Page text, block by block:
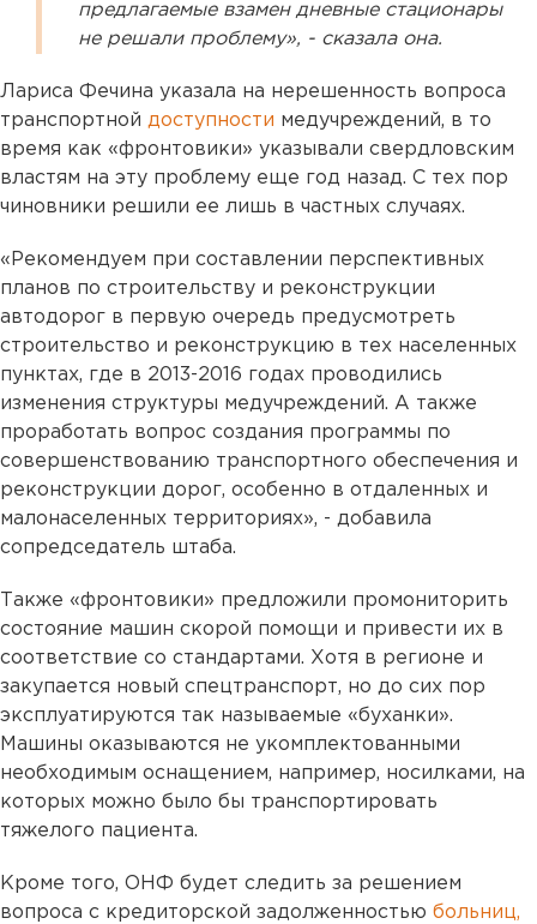
предлагаемые взамен дневные стационары
не решали проблему», - сказала она.
Лариса Фечина указала на нерешенность вопроса
транспортной доступности медучреждений, в то
время как «фронтовики» указывали свердловским
властям на эту проблему еще год назад. С тех пор
чиновники решили ее лишь в частных случаях.
«Рекомендуем при составлении перспективных
планов по строительству и реконструкции
автодорог в первую очередь предусмотреть
строительство и реконструкцию в тех населенных
пунктах, где в 2013-2016 годах проводились
изменения структуры медучреждений. А также
проработать вопрос создания программы по
совершенствованию транспортного обеспечения и
реконструкции дорог, особенно в отдаленных и
малонаселенных территориях», - добавила
сопредседатель штаба.
Также «фронтовики» предложили промониторить
состояние машин скорой помощи и привести их в
соответствие со стандартами. Хотя в регионе и
закупается новый спецтранспорт, но до сих пор
эксплуатируются так называемые «буханки».
Машины оказываются не укомплектованными
необходимым оснащением, например, носилками, на
которых можно было бы транспортировать
тяжелого пациента.
Кроме того, ОНФ будет следить за решением
вопроса с кредиторской задолженностью больниц,